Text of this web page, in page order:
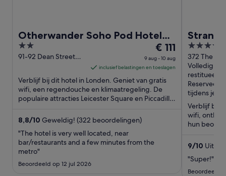
Otherwander Soho Pod Hotel
(ADULTS ONLY)
2
out
5
91-92 Dean Street
De
prijs
is
€ 111
per
nacht
€ 111
9 aug - 10 aug
inclusief belastingen en toeslagen
Verblijf bij dit hotel in Londen. Geniet van gratis
wifi, een regendouche en klimaatregeling. De
populaire attracties Leicester Square en Piccadilly
8,8/10 Geweldig! (322 beoordelingen)
"The hotel is very well located, near
bar/restaurants and a few minutes from the
metro"
Beoordeeld op 12 jul 2026
Strand
4
out
of
5
372 The
London
Volledig
Reserveer
tijdens je
Verblijf bij
wifi, ontbijt
hun
9/10
"Super!"
Beoordeeld